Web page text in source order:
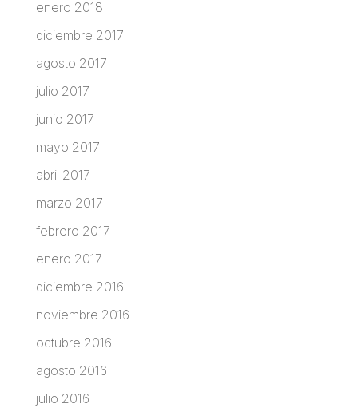
enero 2018
diciembre 2017
agosto 2017
julio 2017
junio 2017
mayo 2017
abril 2017
marzo 2017
febrero 2017
enero 2017
diciembre 2016
noviembre 2016
octubre 2016
agosto 2016
julio 2016